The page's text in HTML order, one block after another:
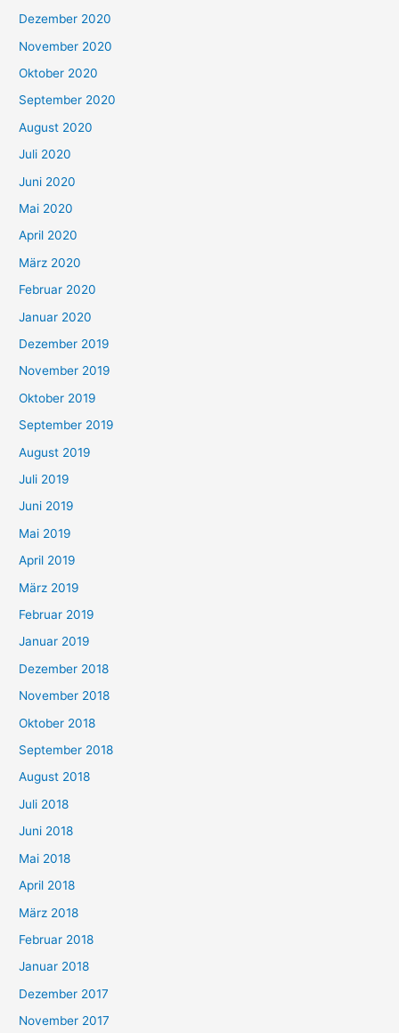
Dezember 2020
November 2020
Oktober 2020
September 2020
August 2020
Juli 2020
Juni 2020
Mai 2020
April 2020
März 2020
Februar 2020
Januar 2020
Dezember 2019
November 2019
Oktober 2019
September 2019
August 2019
Juli 2019
Juni 2019
Mai 2019
April 2019
März 2019
Februar 2019
Januar 2019
Dezember 2018
November 2018
Oktober 2018
September 2018
August 2018
Juli 2018
Juni 2018
Mai 2018
April 2018
März 2018
Februar 2018
Januar 2018
Dezember 2017
November 2017